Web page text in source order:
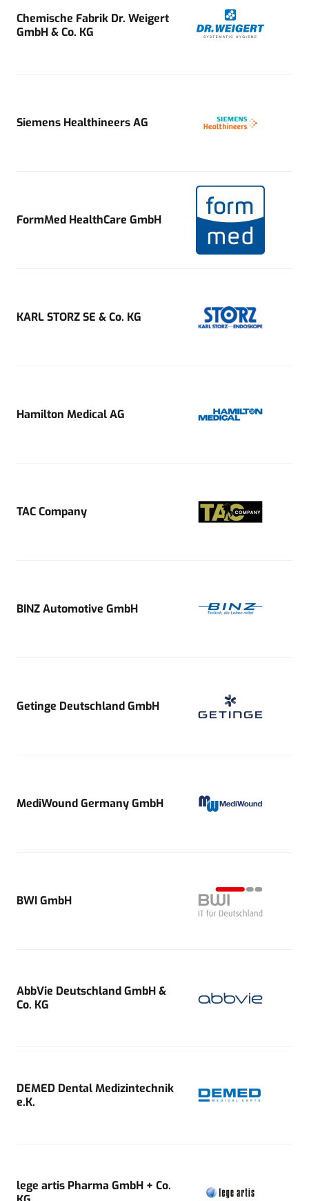
Chemische Fabrik Dr. Weigert
GmbH & Co. KG
Siemens Healthineers AG
FormMed HealthCare GmbH
KARL STORZ SE & Co. KG
Hamilton Medical AG
TAC Company
BINZ Automotive GmbH
Getinge Deutschland GmbH
MediWound Germany GmbH
BWI GmbH
AbbVie Deutschland GmbH &
Co. KG
DEMED Dental Medizintechnik
e.K.
lege artis Pharma GmbH + Co.